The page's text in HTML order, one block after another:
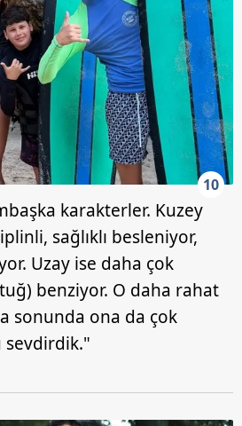
10
karakterler. Kuzey
sağlıklı besleniyor,
Uzay ise daha çok
benziyor. O daha rahat
sonunda ona da çok